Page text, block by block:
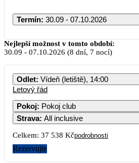
Termín: 30.09 - 07.10.2026
Září 2026
PO ÚT ST ČT
25 109 25 999
7 8
14
23 829
Nejlepší možnost v tomto období:
30.09 - 07.10.2026 (8 dní, 7 nocí)
Odlet: Vídeň (letiště), 14:00
Letový řád
Pokoj: Pokoj club
Strava: All inclusive
Celkem: 37 538 Kčpodrobnosti
Rezervujte